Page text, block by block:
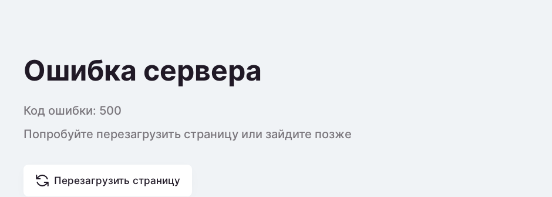
Ошибка сервера
Код ошибки: 500
Попробуйте перезагрузить страницу или зайдите позже
Перезагрузить страницу